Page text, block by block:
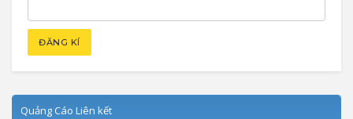
Quảng Cáo Liên kết